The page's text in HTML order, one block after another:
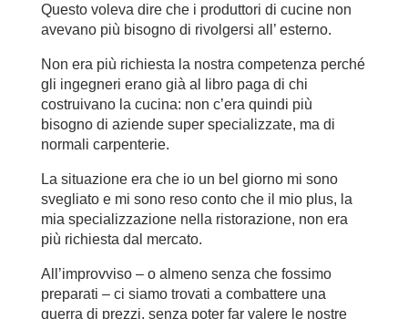
Questo voleva dire che i produttori di cucine non
avevano più bisogno di rivolgersi all’ esterno.
Non era più richiesta la nostra competenza perché
gli ingegneri erano già al libro paga di chi
costruivano la cucina: non c’era quindi più
bisogno di aziende super specializzate, ma di
normali carpenterie.
La situazione era che io un bel giorno mi sono
svegliato e mi sono reso conto che il mio plus, la
mia specializzazione nella ristorazione, non era
più richiesta dal mercato.
All’improvviso – o almeno senza che fossimo
preparati – ci siamo trovati a combattere una
guerra di prezzi, senza poter far valere le nostre